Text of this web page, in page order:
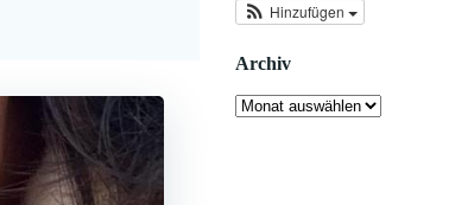
Hinzufügen
Archiv
Archiv